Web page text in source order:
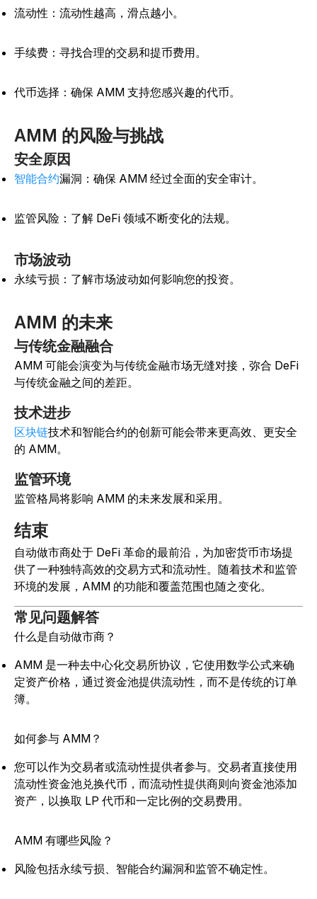
流动性：流动性越高，滑点越小。
手续费：寻找合理的交易和提币费用。
代币选择：确保 AMM 支持您感兴趣的代币。
AMM 的风险与挑战
安全原因
智能合约漏洞：确保 AMM 经过全面的安全审计。
监管风险：了解 DeFi 领域不断变化的法规。
市场波动
永续亏损：了解市场波动如何影响您的投资。
AMM 的未来
与传统金融融合
AMM 可能会演变为与传统金融市场无缝对接，弥合 DeFi
与传统金融之间的差距。
技术进步
区块链技术和智能合约的创新可能会带来更高效、更安全
的 AMM。
监管环境
监管格局将影响 AMM 的未来发展和采用。
结束
自动做市商处于 DeFi 革命的最前沿，为加密货币市场提
供了一种独特高效的交易方式和流动性。随着技术和监管
环境的发展，AMM 的功能和覆盖范围也随之变化。
常见问题解答
什么是自动做市商？
AMM 是一种去中心化交易所协议，它使用数学公式来确
定资产价格，通过资金池提供流动性，而不是传统的订单
簿。
如何参与 AMM？
您可以作为交易者或流动性提供者参与。交易者直接使用
流动性资金池兑换代币，而流动性提供商则向资金池添加
资产，以换取 LP 代币和一定比例的交易费用。
AMM 有哪些风险？
风险包括永续亏损、智能合约漏洞和监管不确定性。